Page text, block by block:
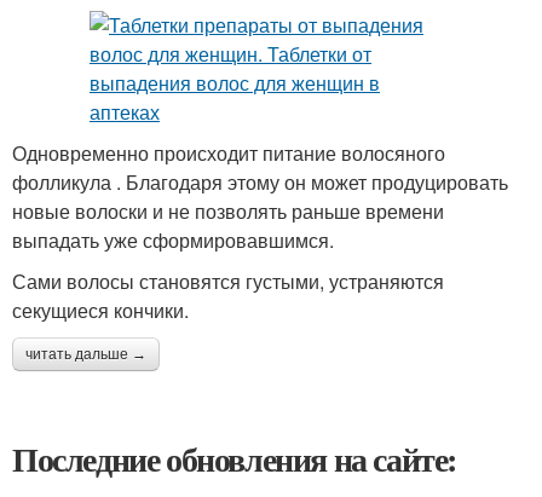
Одновременно происходит питание волосяного
фолликула . Благодаря этому он может продуцировать
новые волоски и не позволять раньше времени
выпадать уже сформировавшимся.
Сами волосы становятся густыми, устраняются
секущиеся кончики.
читать дальше →
Последние обновления на сайте: